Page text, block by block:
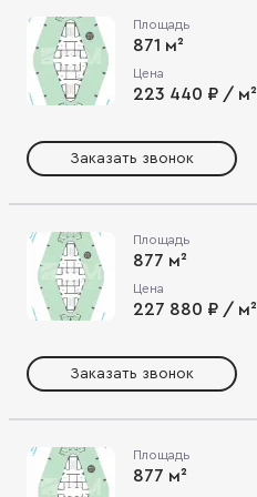
Площадь
871 м²
Цена
223 440 ₽ / м²
Заказать звонок
Площадь
877 м²
Цена
227 880 ₽ / м²
Заказать звонок
Площадь
877 м²